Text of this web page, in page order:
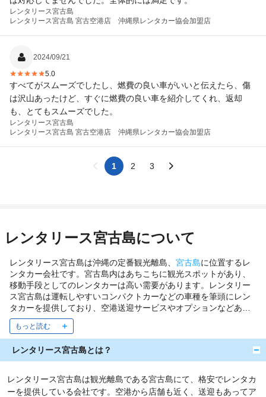
レンタリース宮古島
レンタリース宮古島 宮古空港店 沖縄県レンタカー協会加盟店
2024/09/21
5.0
すべてがスムーズでしたし、燃費の良い車がいいと伝えたら、傷
は沢山あったけど、すぐに燃費の良い車を紹介してくれ、返却
も、とてもスムーズでした。
レンタリース宮古島
レンタリース宮古島 宮古空港店 沖縄県レンタカー協会加盟店
1 2 3
レンタリース宮古島について
レンタリース宮古島は沖縄の定番観光離島、 宮古島に位置するレ
ンタカー会社です。宮古島内はあちこちに観光スポットがあり、
移動手段としてのレンタカーは高い需要があります。レンタリー
ス宮古島は運転しやすいコンパクトカーなどの車種を筆頭にレン
タカーを提供しており、空港送迎サービスやオプションなどあっ
て嬉しいサービスをしっかりと用意。シンプルなプランながらも
信頼性の高いレンタカー会社です。
約款・規約(PDF)
レンタリース宮古島とは？
レンタリース宮古島は観光離島である宮古島にて、格安でレンタカ
ーを提供している会社です。空港から店舗も近く、送迎もあってア